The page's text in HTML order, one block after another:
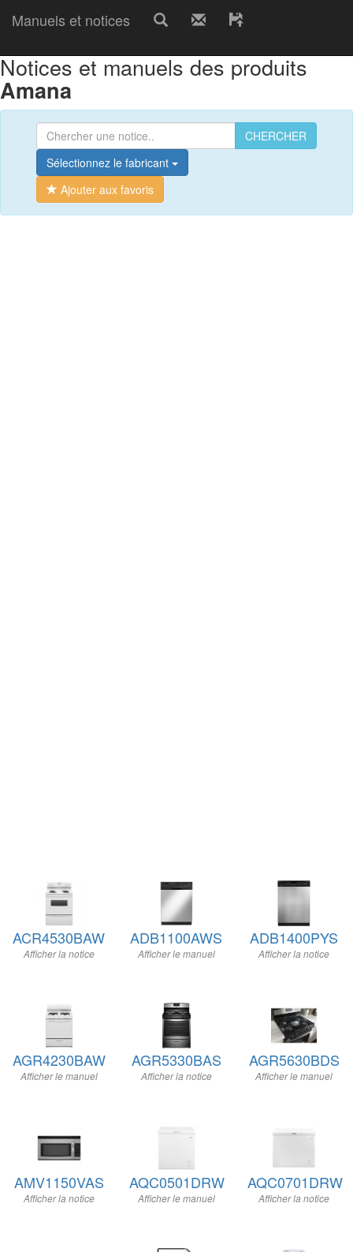
Manuels et notices
Notices et manuels des produits
Amana
CHERCHER
Sélectionnez le fabricant
Ajouter aux favoris
ACR4530BAW
Afficher la notice
ADB1100AWS
Afficher le manuel
ADB1400PYS
Afficher la notice
AGR4230BAW
Afficher le manuel
AGR5330BAS
Afficher la notice
AGR5630BDS
Afficher le manuel
AMV1150VAS
Afficher la notice
AQC0501DRW
Afficher le manuel
AQC0701DRW
Afficher la notice